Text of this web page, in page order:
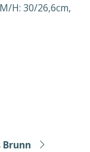
H: 30/26,6cm,
Brunn